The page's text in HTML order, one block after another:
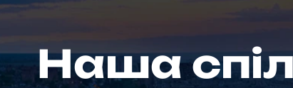
Наша